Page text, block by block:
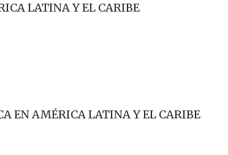
LATINA Y EL CARIBE
EN AMÉRICA LATINA Y EL CARIBE